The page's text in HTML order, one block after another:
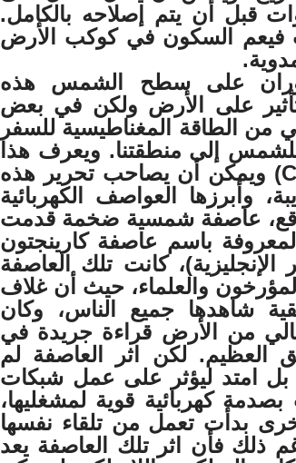
قبل أن يتم إصلاحه بالكامل.
فيعم السكون في كوكب الأرض
على سطح الشمس هذه
تأثير على الأرض ولكن في بعض
من الطاقة المغناطيسية للسفر
إلى منطقتنا. ويعرف هذا
باسم طرد الكتلة الإكليلية ( CME) ويمكن أن يصاحب تحرير هذه
وأبرزها العواصف الكهربائية
عاصفة شمسية ضخمة قدمت
في عام 1859 تلك المعروفة باسم عاصفة كارينجتون
كانت تلك العاصفة
والعلماء، حيث أن غلاف
شاهدها جميع الناس، وكان
من الأرض قراءة جريدة في
لكن اثر العاصفة لم
بل امتد ليؤثر على عمل شبكات
كهربائية قوية لمشغليها،
بدأت تعمل من تلقاء نفسها
ذلك فأن اثر تلك العاصفة يعد